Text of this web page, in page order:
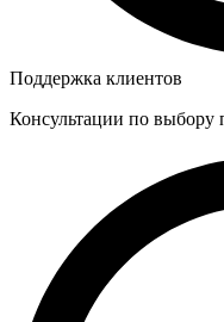
Поддержка клиентов
Консультации по выбору